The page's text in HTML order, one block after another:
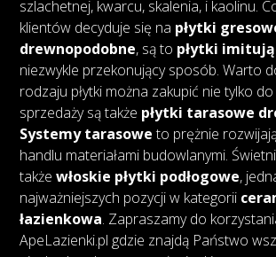
szlachetnej, kwarcu, skalenia, i kaolinu.
klientów decyduje się na płytki
drewnopodobne, są to płytki
niezwykle przekonujący sposób. Warto
rodzaju płytki można zakupić nie tylko do
sprzedaży są także płytki tarasowe
Systemy tarasoweto prężnie
handlu materiałami budowlanymi.
takżewłoskie płytki podłogowe,
najważniejszych pozycji w kategorii
łazienkowa. Zapraszamy do
ApeLazienki.pl gdzie znajdą Państwo